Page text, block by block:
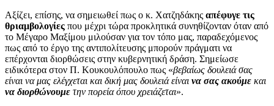
Αξίζει, επίσης, να σημειωθεί πως ο κ. Χατζηδάκης απέφυγε τις
θριαμβολογίες που μέχρι τώρα προκλητικά συνηθίζονταν όταν από
το Μέγαρο Μαξίμου μιλούσαν για τον τόπο μας, παραδεχόμενος
πως από το έργο της αντιπολίτευσης μπορούν πράγματι να
επέρχονται διορθώσεις στην κυβερνητική δράση. Σημείωσε
ειδικότερα στον Π. Κουκουλόπουλο πως «βεβαίως δουλειά σας
είναι να μας ελέγχεται και δική μας δουλειά είναι να σας ακούμε και
να διορθώνουμε την πορεία όπου χρειάζεται».